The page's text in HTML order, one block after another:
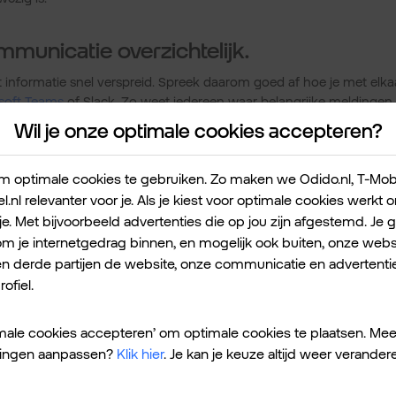
overzichtelijk.
snel verspreid. Spreek daarom goed af hoe je met
Teamsof Slack. Zo weet iedereen waar belangrijke
up op tijd.
waard als die werkt. Plan daarom een test ruim voordat de
paar dagen herstelwerk schelen. Wel zo fijn. En hou er rekening
Denk in twee sporen:
herstel:
actueel én getest zijn. Een herstelsimulatie van een
vlotte doorstart en dagenlange downtime. Test dus niet
daadwerkelijk kunt terughalen.
Wil je onze optimale cookies accepteren?
optimale cookies te gebruiken. Zo maken we Odido.nl, T-
relevanter voor je. Als je kiest voor optimale cookies werkt
Met bijvoorbeeld advertenties die op jou zijn afgestemd. Je
je internetgedrag binnen, en mogelijk ook buiten, onze
derde partijen de website, onze communicatie en
cookies accepteren’ om optimale cookies te plaatsen.
aanpassen? Klik hier. Je kan je keuze altijd weer